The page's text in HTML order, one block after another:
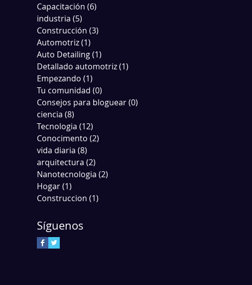
Capacitación (6)
industria (5)
Construcción (3)
Automotriz(1)
Auto Detailing(1)
Detallado automotriz(1)
Empezando (1)
Tu comunidad (0)
Consejos para bloguear(0)
ciencia (8)
Tecnologia (12)
Conocimento (2)
vida diaria (8)
arquitectura (2)
Nanotecnologia (2)
Hogar(1)
Construccion (1)
Síguenos